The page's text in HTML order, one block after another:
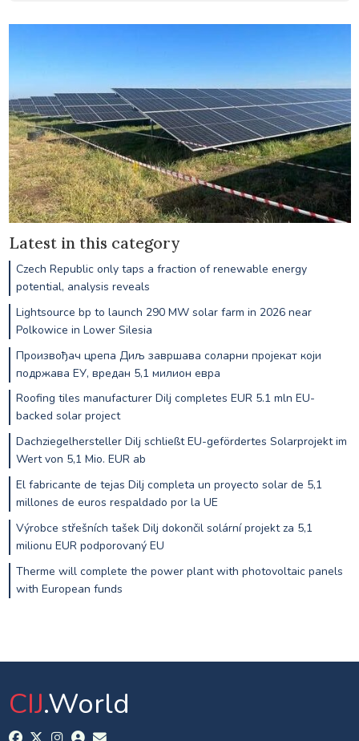
Latest in this category
Czech Republic only taps a fraction of renewable energy
potential, analysis reveals
Lightsource bp to launch 290 MW solar farm in 2026 near
Polkowice in Lower Silesia
Произвођач црепа Диљ завршава соларни пројекат који
подржава ЕУ, вредан 5,1 милион евра
Roofing tiles manufacturer Dilj completes EUR 5.1 mln EU-
backed solar project
Dachziegelhersteller Dilj schließt EU-gefördertes Solarprojekt im
Wert von 5,1 Mio. EUR ab
El fabricante de tejas Dilj completa un proyecto solar de 5,1
millones de euros respaldado por la UE
Výrobce střešních tašek Dilj dokončil solární projekt za 5,1
milionu EUR podporovaný EU
Therme will complete the power plant with photovoltaic panels
with European funds
CIJ.World